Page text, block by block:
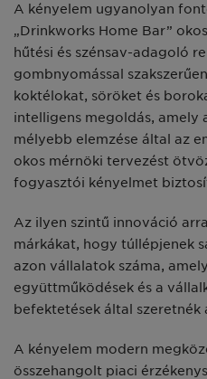
A kényelem ugyanolyan
„Drinkworks Home Bar”
hűtési és szénsav-adagoló
gombnyomással
koktélokat, söröket és
intelligens megoldás, amely
mélyebb elemzése által az
okos mérnöki tervezést
fogyasztói kényelmet
Az ilyen szintű innováció
márkákat, hogy túllépjenek
azon vállalatok száma,
együttműködések és a
befektetések által szeretnék
A kényelem modern
összehangolt piaci